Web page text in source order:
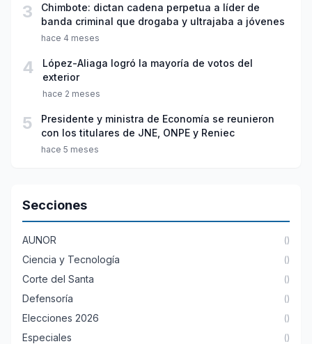
3
Chimbote: dictan cadena perpetua a líder de
banda criminal que drogaba y ultrajaba a jóvenes
hace 4 meses
4
López-Aliaga logró la mayoría de votos del
exterior
hace 2 meses
5
Presidente y ministra de Economía se reunieron
con los titulares de JNE, ONPE y Reniec
hace 5 meses
Secciones
AUNOR ()
Ciencia y Tecnología ()
Corte del Santa ()
Defensoría ()
Elecciones 2026 ()
Especiales ()